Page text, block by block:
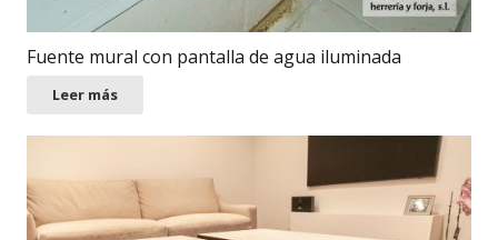
Fuente mural con pantalla de agua iluminada
Leer más